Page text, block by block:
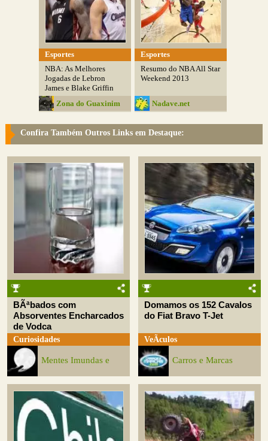
Esportes
NBA: As Melhores
Jogadas de Lebron
James e Blake Griffin
Zona do Guaxinim
Esportes
Resumo do NBA All Star
Weekend 2013
Nadave.net
Confira Também Outros Links em Destaque:
BÃªbados com
Absorventes Encharcados
de Vodca
Curiosidades
Mentes Imundas e
Domamos os 152 Cavalos
do Fiat Bravo T-Jet
VeÃ­culos
Carros e Marcas